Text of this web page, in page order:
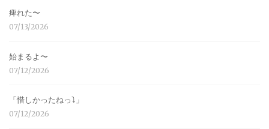
痺れた〜
07/13/2026
始まるよ〜
07/12/2026
「惜しかったねっ⤵︎」
07/12/2026